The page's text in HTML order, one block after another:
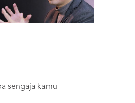
sengaja kamu